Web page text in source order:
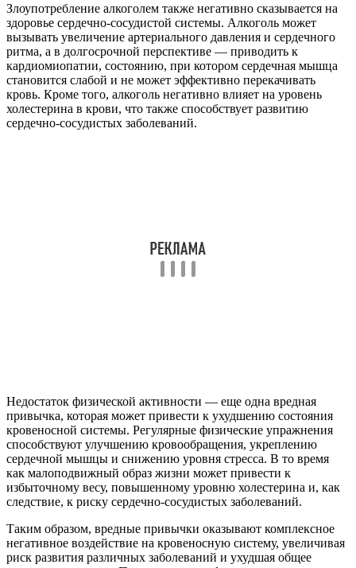
Злоупотребление алкоголем также негативно сказывается на
здоровье сердечно-сосудистой системы. Алкоголь может
вызывать увеличение артериального давления и сердечного
ритма, а в долгосрочной перспективе — приводить к
кардиомиопатии, состоянию, при котором сердечная мышца
становится слабой и не может эффективно перекачивать
кровь. Кроме того, алкоголь негативно влияет на уровень
холестерина в крови, что также способствует развитию
сердечно-сосудистых заболеваний.
Недостаток физической активности — еще одна вредная
привычка, которая может привести к ухудшению состояния
кровеносной системы. Регулярные физические упражнения
способствуют улучшению кровообращения, укреплению
сердечной мышцы и снижению уровня стресса. В то время
как малоподвижный образ жизни может привести к
избыточному весу, повышенному уровню холестерина и, как
следствие, к риску сердечно-сосудистых заболеваний.
Таким образом, вредные привычки оказывают комплексное
негативное воздействие на кровеносную систему, увеличивая
риск развития различных заболеваний и ухудшая общее